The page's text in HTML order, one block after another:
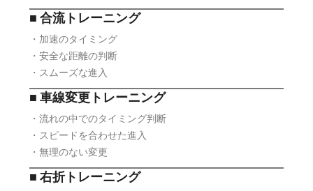
■ 合流トレーニング
・加速のタイミング
・安全な距離の判断
・スムーズな進入
■ 車線変更トレーニング
・流れの中でのタイミング判断
・スピードを合わせた進入
・無理のない変更
■ 右折トレーニング